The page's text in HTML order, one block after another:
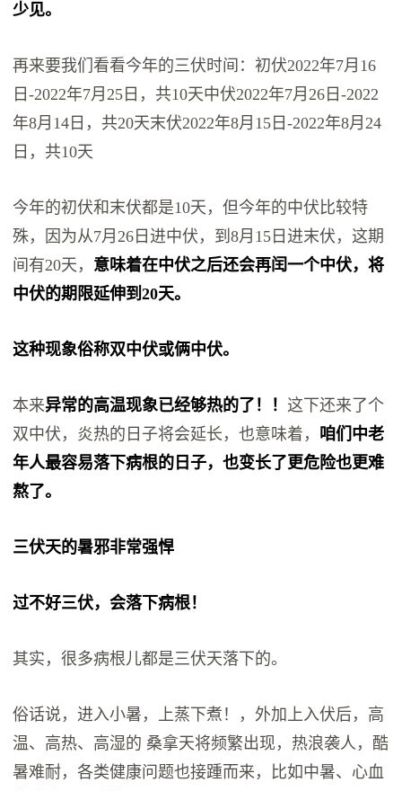
少见。
再来要我们看看今年的三伏时间：初伏2022年7月16
日-2022年7月25日，共10天中伏2022年7月26日-2022
年8月14日，共20天末伏2022年8月15日-2022年8月24
日，共10天
今年的初伏和末伏都是10天，但今年的中伏比较特
殊，因为从7月26日进中伏，到8月15日进末伏，这期
间有20天， 意味着在中伏之后还会再闰一个中伏，将
中伏的期限延伸到20天。
这种现象俗称双中伏或俩中伏。
本来异常的高温现象已经够热的了！！ 这下还来了个
双中伏，炎热的日子将会延长，也意味着， 咱们中老
年人最容易落下病根的日子，也变长了更危险也更难
熬了。
三伏天的暑邪非常强悍
过不好三伏，会落下病根！
其实，很多病根儿都是三伏天落下的。
俗话说，进入小暑，上蒸下煮！，外加上入伏后，高
温、高热、高湿的 桑拿天将频繁出现，热浪袭人，酷
暑难耐，各类健康问题也接踵而来，比如中暑、心血